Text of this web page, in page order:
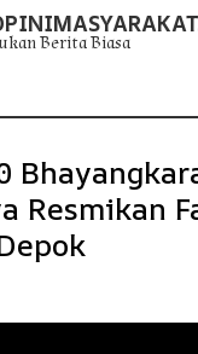
Berita Biasa
Resmikan